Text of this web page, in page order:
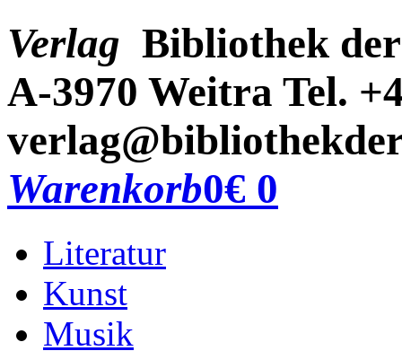
Verlag Bibliothek
A-3970 Weitra Tel.
Warenkorb0€ 0
Literatur
Kunst
Musik